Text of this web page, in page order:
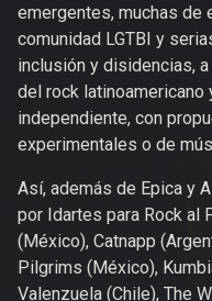
emergentes, muchas de
comunidad LGTBI y
inclusión y disidencias,
del rock latinoamericano
independiente, con
experimentales o de
Así, además de Epica y
por Idartes para Rock al
(México), Catnapp
Pilgrims (México),
Valenzuela (Chile), The